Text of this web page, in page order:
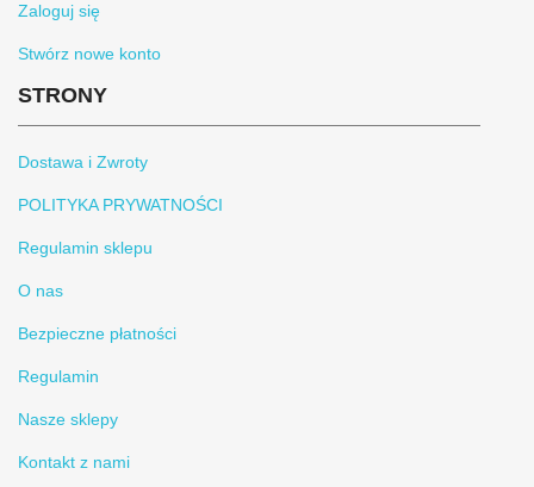
Zaloguj się
Stwórz nowe konto
STRONY
Dostawa i Zwroty
POLITYKA PRYWATNOŚCI
Regulamin sklepu
O nas
Bezpieczne płatności
Regulamin
Nasze sklepy
Kontakt z nami